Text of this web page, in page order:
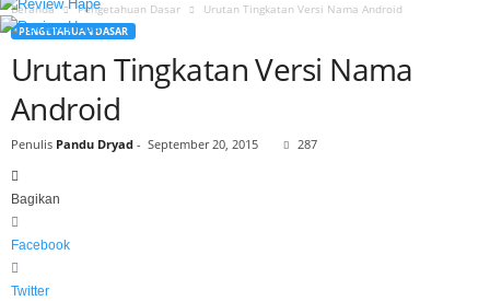
Beranda Pengetahuan Dasar Urutan Tingkatan Versi Nama Android
PENGETAHUAN DASAR
Urutan Tingkatan Versi Nama
Android
Penulis Pandu Dryad - September 20, 2015 287
Bagikan
Facebook
Twitter